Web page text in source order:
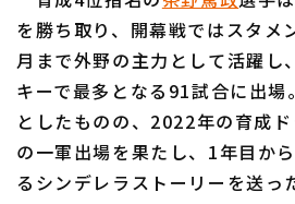
を勝ち取り、開幕戦ではスタメ
月まで外野の主力として活躍し
キーで最多となる91試合に出
としたものの、2022年の育成
の一軍出場を果たし、1年目か
るシンデレラストーリーを送っ